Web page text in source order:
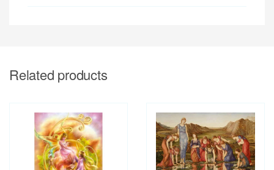
Related products